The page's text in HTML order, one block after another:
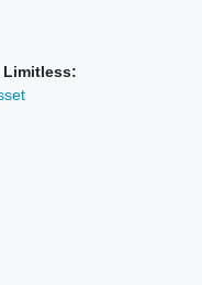
Limitless: